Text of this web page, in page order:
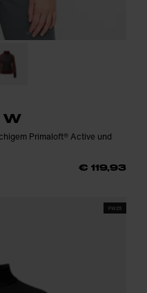
W
Primaloft® Active und
€ 119,93
FW25